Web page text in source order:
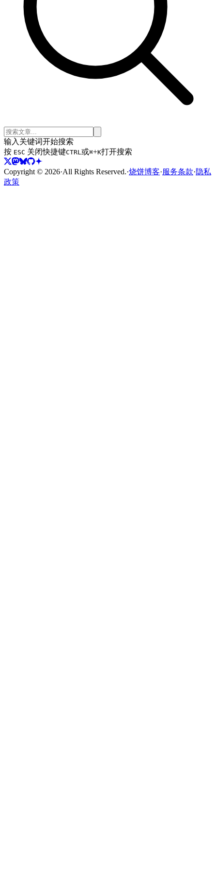
输入关键词开始搜索
按 ESC 关闭快捷键CTRL或⌘+K打开搜索
Copyright © 2026·All Rights Reserved.·烧饼博客·服务条款·隐私
政策